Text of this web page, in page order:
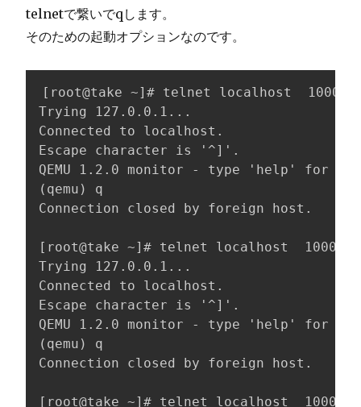
telnetで繋いでqします。
そのための起動オプションなのです。
[root@take ~]# telnet localhost  10001
Trying 127.0.0.1...
Connected to localhost.
Escape character is '^]'.
QEMU 1.2.0 monitor - type 'help' for
(qemu) q
Connection closed by foreign host.
[root@take ~]# telnet localhost  10002
Trying 127.0.0.1...
Connected to localhost.
Escape character is '^]'.
QEMU 1.2.0 monitor - type 'help' for
(qemu) q
Connection closed by foreign host.
[root@take ~]# telnet localhost  10003